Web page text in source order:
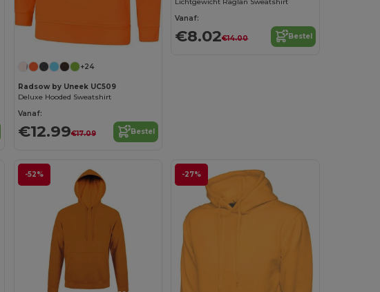
+24
Radsow by Uneek UC509
Deluxe Hooded Sweatshirt
Vanaf:
€12.99€17.09 Bestel
Lichtgewicht Raglan Sweatshirt
Vanaf:
€8.02€14.00 Bestel
-52% -27%